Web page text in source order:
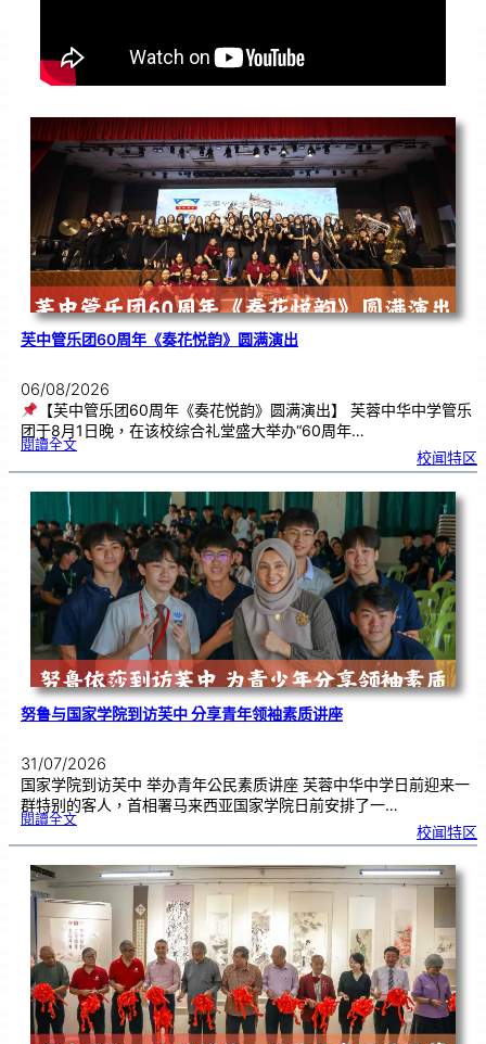
芙中管乐团60周年《奏花悦韵》圆满演出
06/08/2026
【芙中管乐团60周年《奏花悦韵》圆满演出】 芙蓉中华中学管乐
团于8月1日晚，在该校综合礼堂盛大举办“60周年…
閱讀全文:芙
乐
6
0
《
奏
花
悦
韵
》
圆
满
演
出
校闻特区
努鲁与国家学院到访芙中 分享青年领袖素质讲座
31/07/2026
国家学院到访芙中 举办青年公民素质讲座 芙蓉中华中学日前迎来一
群特别的客人，首相署马来西亚国家学院日前安排了一…
閱讀全文:努
国
学
院
到
访
中
分
享
青
年
领
袖
素
质
讲
座
校闻特区